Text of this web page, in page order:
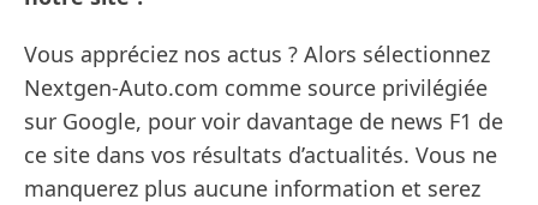
Vous appréciez nos actus ? Alors sélectionnez
Nextgen-Auto.com comme source privilégiée
sur Google, pour voir davantage de news F1 de
ce site dans vos résultats d’actualités. Vous ne
manquerez plus aucune information et serez